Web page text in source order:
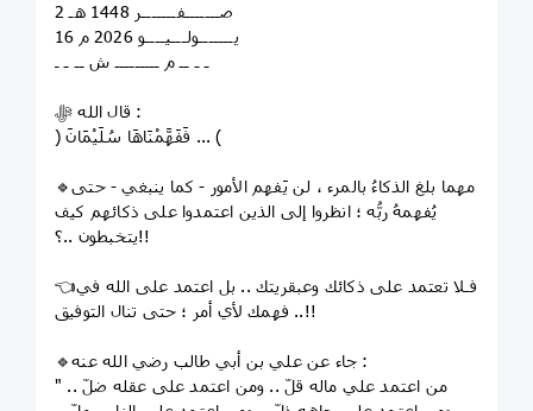
2 صـــــــفـــــــر 1448 هـ
16 يـــــــولـــيــــو 2026 م
ـ ـ ــ م ـــــــــ ش ــ ـ ـ
قال الله ﷻ :
﴿ فَفَهَّمْنَاهَا سُلَيْمَانَ ... ﴾
🔹مهما بلغ الذكاءُ بالمرء ، لن يَفهم الأمور - كما ينبغي - حتى
يُفهمهُ ربُّه ؛ انظروا إلى الذين اعتمدوا على ذكائهم كيف
يتخبطون ..؟!!
👈فـلا تعتمد على ذكائك وعبقريتك .. بل اعتمد على الله في
فهمك لأي أمر ؛ حتى تنال التوفيق ..!!
🔹جاء عن علي بن أبي طالب رضي الله عنه :
" من اعتمد علي ماله قلّ .. ومن اعتمد على عقله ضلّ ..